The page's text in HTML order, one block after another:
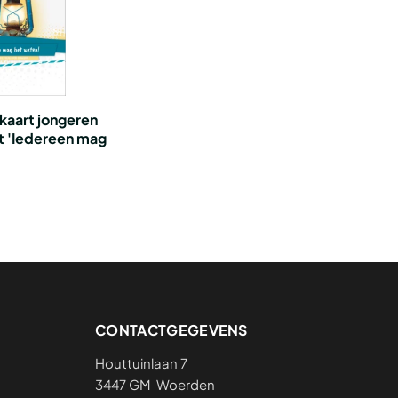
jongeren
'Iedereen mag
CONTACTGEGEVENS
Houttuinlaan 7
3447 GM Woerden